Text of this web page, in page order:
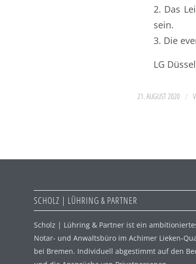
2. Das
sein.
3. Die
LG
21. AUGUST 2020 /
SCHOLZ | LÜHRING & PARTNER
Scholz | Lühring & Partner ist ein
Notar- und Anwaltsbüro im Achimer Lieken-
bei Bremen. Individuell abgestimmt auf den